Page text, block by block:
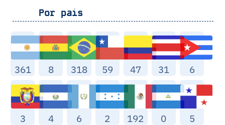
Por pais
361 8 318 59 47 31 6
3 4 6 2 192 0 5